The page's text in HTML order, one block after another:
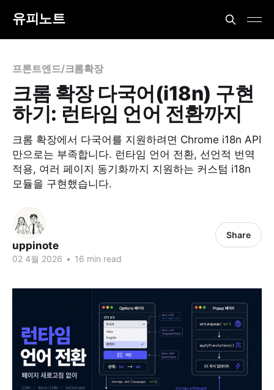
유피노트
프론트엔드/크롬확장
크롬 확장 다국어(i18n) 구현
하기: 런타임 언어 전환까지
크롬 확장에서 다국어를 지원하려면 Chrome i18n API
만으로는 부족합니다. 런타임 언어 전환, 선언적 번역
적용, 여러 페이지 동기화까지 지원하는 커스텀 i18n
모듈을 구현했습니다.
uppinote
02 4월 2026 • 16 min read
Share